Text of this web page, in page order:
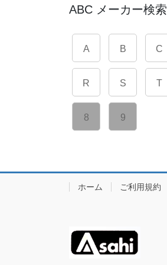
ABC メーカー検索
A B C
R S T
8 9
ホーム ご利用規約